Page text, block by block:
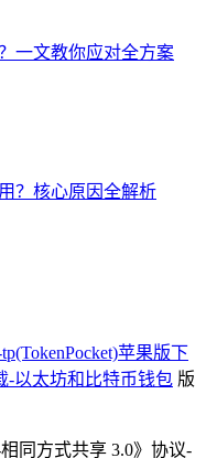
一文教你应对全方案
？核心原因全解析
苹果版下
-以太坊和比特币钱包 版
同方式共享 3.0》协议-